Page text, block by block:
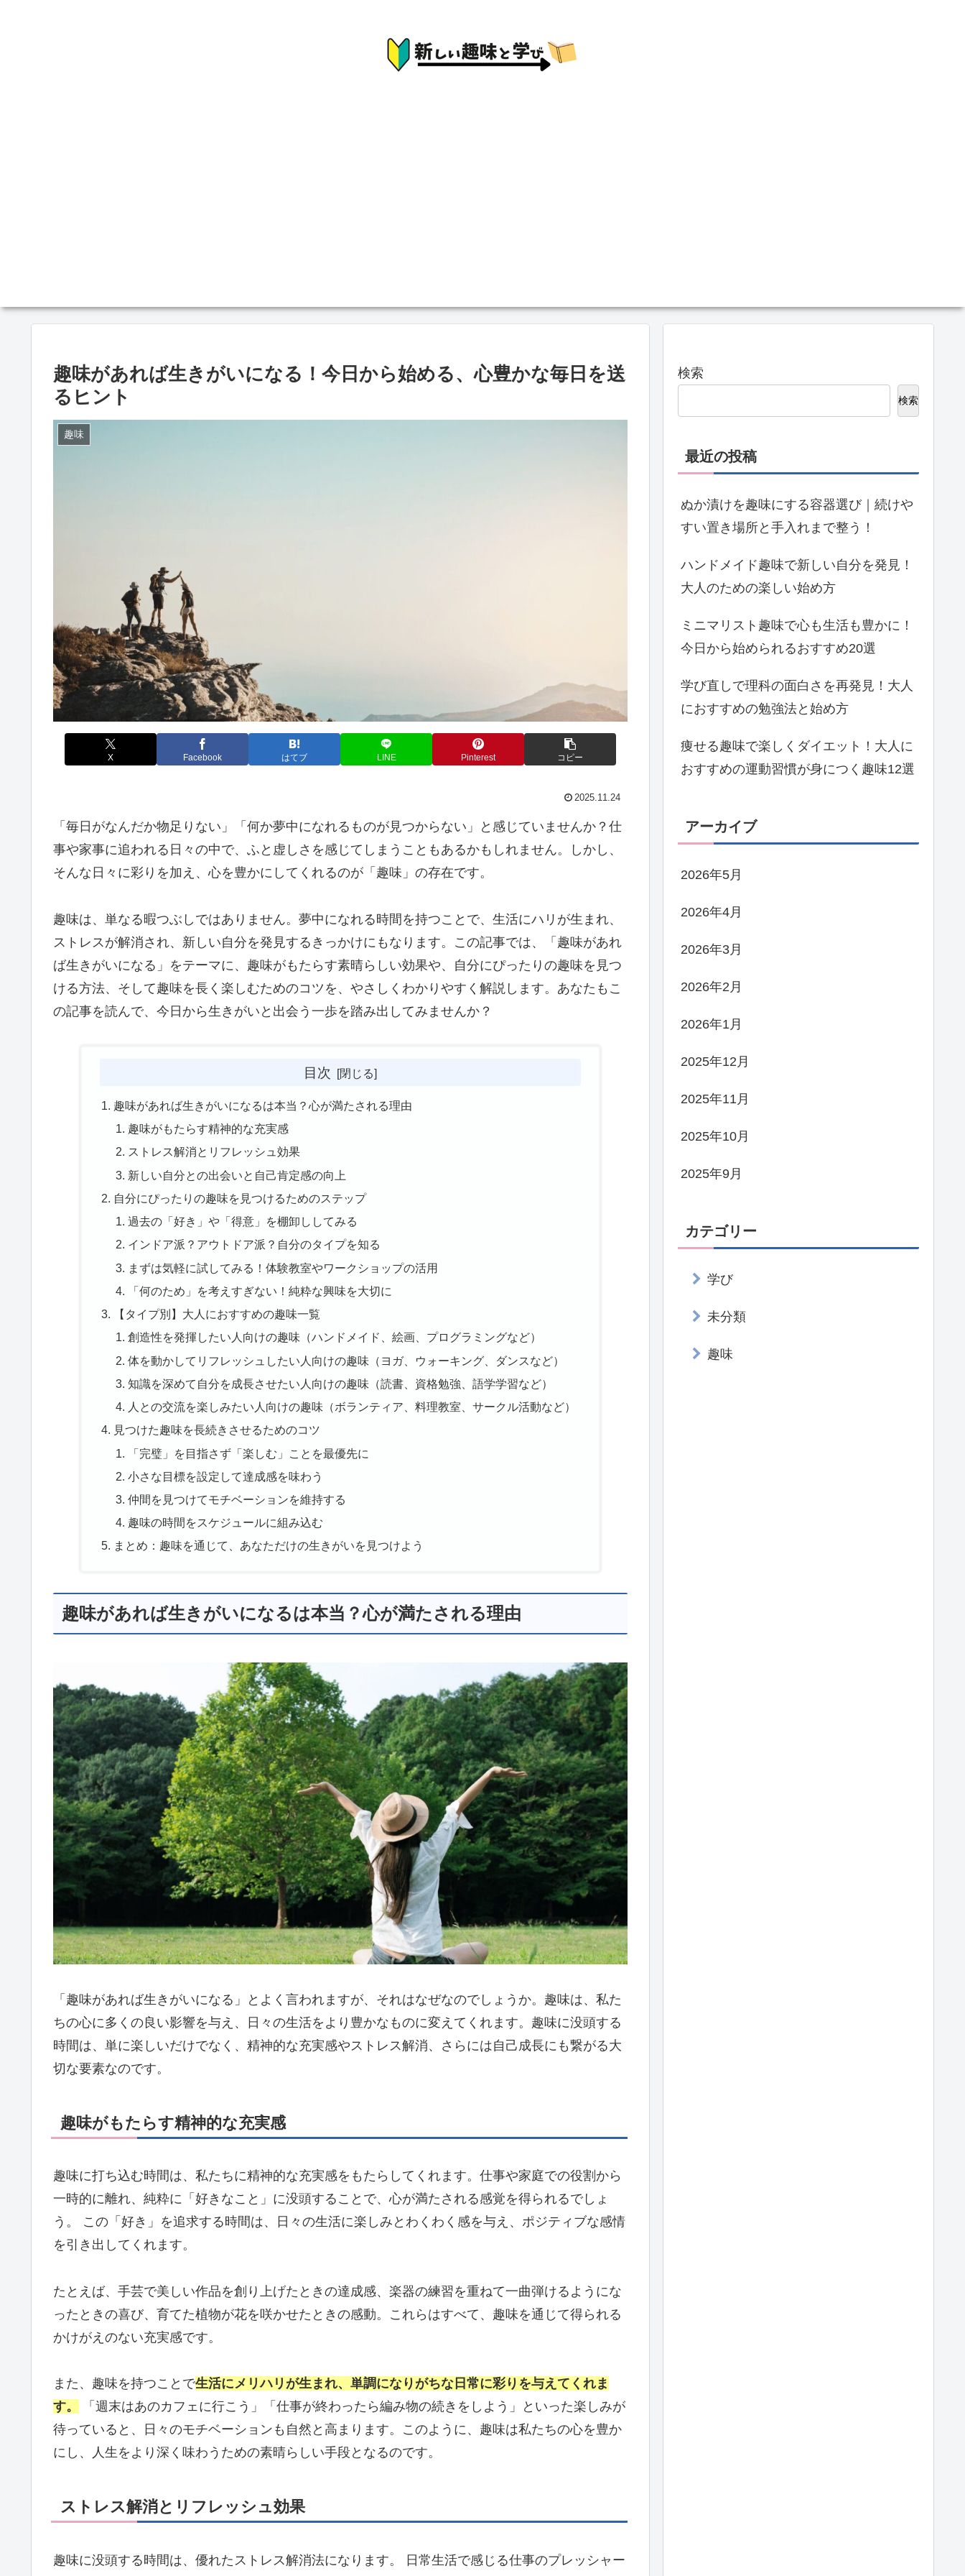
趣味があれば生きがいになる！今日から始める、心豊かな毎日を送
るヒント
趣味
X Facebook はてブ LINE Pinterest コピー
2025.11.24
「毎日がなんだか物足りない」「何か夢中になれるものが見つからない」と感じていませんか？仕
事や家事に追われる日々の中で、ふと虚しさを感じてしまうこともあるかもしれません。しかし、
そんな日々に彩りを加え、心を豊かにしてくれるのが「趣味」の存在です。
趣味は、単なる暇つぶしではありません。夢中になれる時間を持つことで、生活にハリが生まれ、
ストレスが解消され、新しい自分を発見するきっかけにもなります。この記事では、「趣味があれ
ば生きがいになる」をテーマに、趣味がもたらす素晴らしい効果や、自分にぴったりの趣味を見つ
ける方法、そして趣味を長く楽しむためのコツを、やさしくわかりやすく解説します。あなたもこ
の記事を読んで、今日から生きがいと出会う一歩を踏み出してみませんか？
目次
趣味があれば生きがいになるは本当？心が満たされる理由
趣味がもたらす精神的な充実感
ストレス解消とリフレッシュ効果
新しい自分との出会いと自己肯定感の向上
自分にぴったりの趣味を見つけるためのステップ
過去の「好き」や「得意」を棚卸ししてみる
インドア派？アウトドア派？自分のタイプを知る
まずは気軽に試してみる！体験教室やワークショップの活用
「何のため」を考えすぎない！純粋な興味を大切に
【タイプ別】大人におすすめの趣味一覧
創造性を発揮したい人向けの趣味（ハンドメイド、絵画、プログラミングなど）
体を動かしてリフレッシュしたい人向けの趣味（ヨガ、ウォーキング、ダンスなど）
知識を深めて自分を成長させたい人向けの趣味（読書、資格勉強、語学学習など）
人との交流を楽しみたい人向けの趣味（ボランティア、料理教室、サークル活動など）
見つけた趣味を長続きさせるためのコツ
「完璧」を目指さず「楽しむ」ことを最優先に
小さな目標を設定して達成感を味わう
仲間を見つけてモチベーションを維持する
趣味の時間をスケジュールに組み込む
まとめ：趣味を通じて、あなただけの生きがいを見つけよう
趣味があれば生きがいになるは本当？心が満たされる理由
「趣味があれば生きがいになる」とよく言われますが、それはなぜなのでしょうか。趣味は、私た
ちの心に多くの良い影響を与え、日々の生活をより豊かなものに変えてくれます。趣味に没頭する
時間は、単に楽しいだけでなく、精神的な充実感やストレス解消、さらには自己成長にも繋がる大
切な要素なのです。
趣味がもたらす精神的な充実感
趣味に打ち込む時間は、私たちに精神的な充実感をもたらしてくれます。仕事や家庭での役割から
一時的に離れ、純粋に「好きなこと」に没頭することで、心が満たされる感覚を得られるでしょ
う。 この「好き」を追求する時間は、日々の生活に楽しみとわくわく感を与え、ポジティブな感情
を引き出してくれます。
たとえば、手芸で美しい作品を創り上げたときの達成感、楽器の練習を重ねて一曲弾けるようにな
ったときの喜び、育てた植物が花を咲かせたときの感動。これらはすべて、趣味を通じて得られる
かけがえのない充実感です。
また、趣味を持つことで生活にメリハリが生まれ、単調になりがちな日常に彩りを与えてくれま
す。
「週末はあのカフェに行こう」「仕事が終わったら編み物の続きをしよう」といった楽しみが
待っていると、日々のモチベーションも自然と高まります。このように、趣味は私たちの心を豊か
にし、人生をより深く味わうための素晴らしい手段となるのです。
ストレス解消とリフレッシュ効果
趣味に没頭する時間は、優れたストレス解消法になります。 日常生活で感じる仕事のプレッシャー
検索
検索
最近の投稿
ぬか漬けを趣味にする容器選び｜続けや
すい置き場所と手入れまで整う！
ハンドメイド趣味で新しい自分を発見！
大人のための楽しい始め方
ミニマリスト趣味で心も生活も豊かに！
今日から始められるおすすめ20選
学び直しで理科の面白さを再発見！大人
におすすめの勉強法と始め方
痩せる趣味で楽しくダイエット！大人に
おすすめの運動習慣が身につく趣味12選
アーカイブ
2026年5月
2026年4月
2026年3月
2026年2月
2026年1月
2025年12月
2025年11月
2025年10月
2025年9月
カテゴリー
学び
未分類
趣味